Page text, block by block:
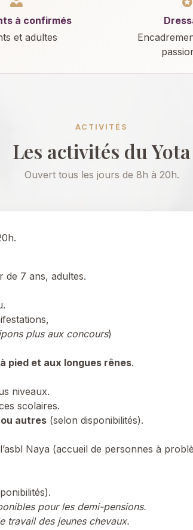
à confirmés
et adultes
ACTIVITÉS
Les activités du Yota
Ouvert tous les jours de 8h à 20h.
de 7 ans, adultes.
plus aux concours)
pied et aux longues rênes.
niveaux.
scolaires.
autres (selon disponibilités).
Naya (accueil de personnes à
pour les demi-pensions.
travail des jeunes chevaux.